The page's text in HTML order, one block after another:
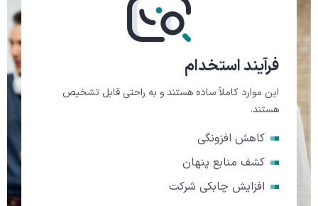
فرآیند استخدام
این موارد کاملاً ساده هستند و به راحتی قابل تشخیص
هستند.
کاهش افزونگی
کشف منابع پنهان
افزایش چابکی شرکت